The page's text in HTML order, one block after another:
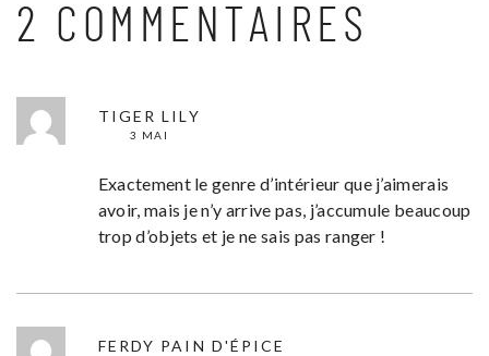
2 COMMENTAIRES
TIGER LILY
3 MAI
Exactement le genre d’intérieur que j’aimerais
avoir, mais je n’y arrive pas, j’accumule beaucoup
trop d’objets et je ne sais pas ranger !
FERDY PAIN D'ÉPICE